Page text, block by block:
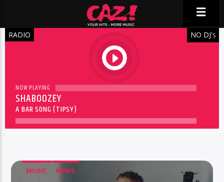
RADIO
play
NO DJ'S
NOW PLAYING
SHABOOZEY
A BAR SONG (TIPSY)
MUSIC NEWS